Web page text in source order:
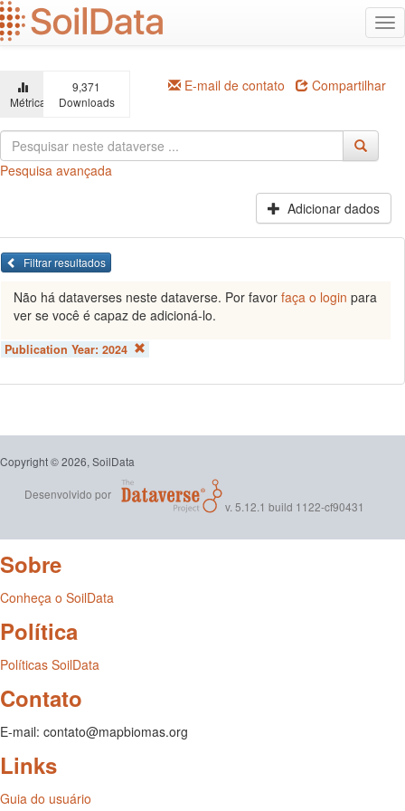
Ir
para
o
principal
Métricas
9,371
Downloads
E-mail de contato Compartilhar
Pesquisa avançada
Adicionar dados
Filtrar resultados
Não há dataverses neste dataverse. Por favor faça o login para
ver se você é capaz de adicioná-lo.
Publication Year: 2024
Copyright © 2026, SoilData
Desenvolvido por
v. 5.12.1 build 1122-cf90431
Sobre
Conheça o SoilData
Política
Políticas SoilData
Contato
E-mail: contato@mapbiomas.org
Links
Guia do usuário